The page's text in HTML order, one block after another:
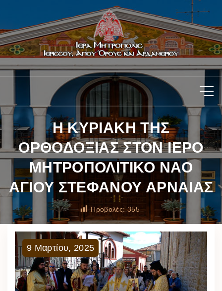
H ΚΥΡΙΑΚΗ ΤΗΣ
ΟΡΘΟΔΟΞΙΑΣ ΣΤΟΝ ΙΕΡΟ
ΜΗΤΡΟΠΟΛΙΤΙΚΟ ΝΑΟ
ΑΓΙΟΥ ΣΤΕΦΑΝΟΥ ΑΡΝΑΙΑΣ
Προβολές: 355
9 Μαρτίου, 2025